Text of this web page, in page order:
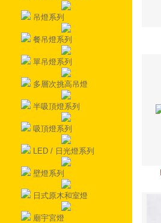
吊燈系列
餐吊燈系列
單吊燈系列
多層次挑高吊燈
半吸頂燈系列
吸頂燈系列
LED / 日光燈系列
壁燈系列
日式原木和室燈
廟宇宮燈